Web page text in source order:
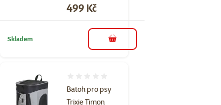
Cena
499 Kč
Skladem do košíku
Batoh pro psy
Trixie Timon